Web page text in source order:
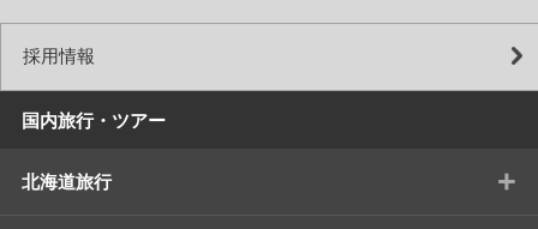
採用情報
国内旅行・ツアー
北海道旅行 +